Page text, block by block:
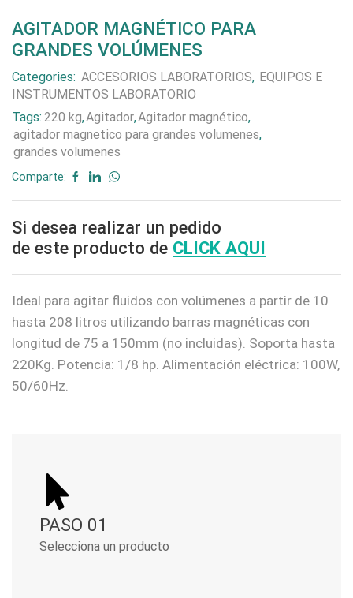
AGITADOR MAGNÉTICO PARA
GRANDES VOLÚMENES
Categories: ACCESORIOS LABORATORIOS, EQUIPOS E
INSTRUMENTOS LABORATORIO
Tags: 220 kg,Agitador,Agitador magnético,
agitador magnetico para grandes volumenes,
grandes volumenes
Comparte:
Si desea realizar un pedido
de este producto de CLICK AQUI
Ideal para agitar fluidos con volúmenes a partir de 10
hasta 208 litros utilizando barras magnéticas con
longitud de 75 a 150mm (no incluidas). Soporta hasta
220Kg. Potencia: 1/8 hp. Alimentación eléctrica: 100W,
50/60Hz.
PASO 01
Selecciona un producto